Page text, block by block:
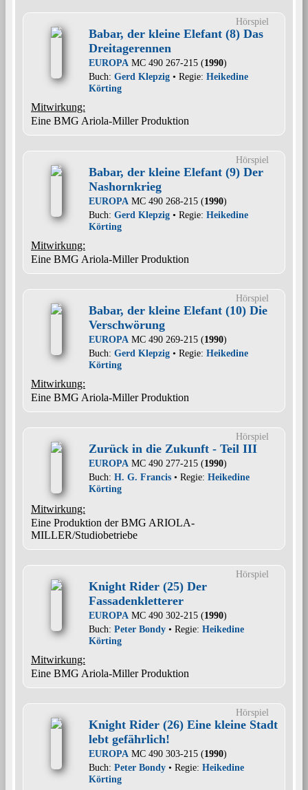
Hörspiel
Babar, der kleine Elefant (8) Das
Dreitagerennen
EUROPA MC 490 267-215 (1990)
Buch: Gerd Klepzig • Regie: Heikedine
Körting
Mitwirkung:
Eine BMG Ariola-Miller Produktion
Hörspiel
Babar, der kleine Elefant (9) Der
Nashornkrieg
EUROPA MC 490 268-215 (1990)
Buch: Gerd Klepzig • Regie: Heikedine
Körting
Mitwirkung:
Eine BMG Ariola-Miller Produktion
Hörspiel
Babar, der kleine Elefant (10) Die
Verschwörung
EUROPA MC 490 269-215 (1990)
Buch: Gerd Klepzig • Regie: Heikedine
Körting
Mitwirkung:
Eine BMG Ariola-Miller Produktion
Hörspiel
Zurück in die Zukunft - Teil III
EUROPA MC 490 277-215 (1990)
Buch: H. G. Francis • Regie: Heikedine
Körting
Mitwirkung:
Eine Produktion der BMG ARIOLA-
MILLER/Studiobetriebe
Hörspiel
Knight Rider (25) Der
Fassadenkletterer
EUROPA MC 490 302-215 (1990)
Buch: Peter Bondy • Regie: Heikedine
Körting
Mitwirkung:
Eine BMG Ariola-Miller Produktion
Hörspiel
Knight Rider (26) Eine kleine Stadt
lebt gefährlich!
EUROPA MC 490 303-215 (1990)
Buch: Peter Bondy • Regie: Heikedine
Körting